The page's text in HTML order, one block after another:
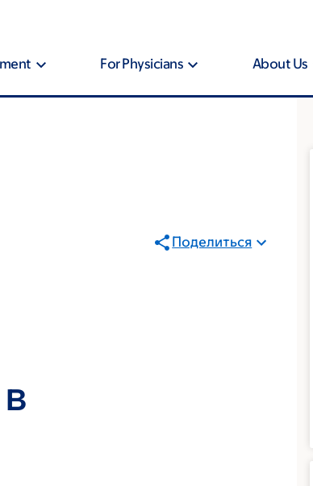
For Physicians About Us
Поделиться